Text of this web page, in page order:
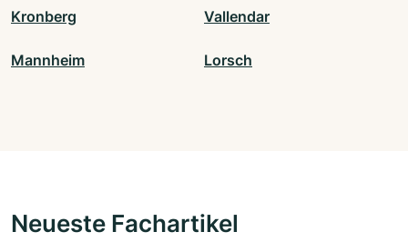
Kronberg Vallendar
Mannheim Lorsch
Neueste Fachartikel